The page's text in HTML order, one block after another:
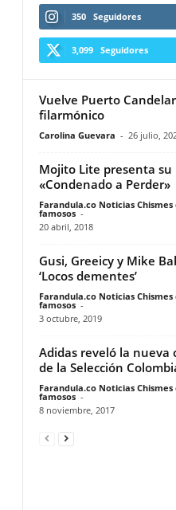
350 Seguidores
3,099 Seguidores
Vuelve Puerto
filarmónico
Carolina Guevara - 26 julio,
Mojito Lite presenta su
«Condenado a Perder»
Farandula.co Noticias
famosos -
20 abril, 2018
Gusi, Greeicy y Mike
‘Locos dementes’
Farandula.co Noticias
famosos -
3 octubre, 2019
Adidas reveló la nueva
de la Selección
Farandula.co Noticias
famosos -
8 noviembre, 2017